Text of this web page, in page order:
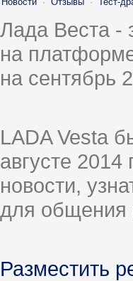
Лада Веста -
на
на сентябрь
LADA Vesta
августе
новости,
для общения
Разместить